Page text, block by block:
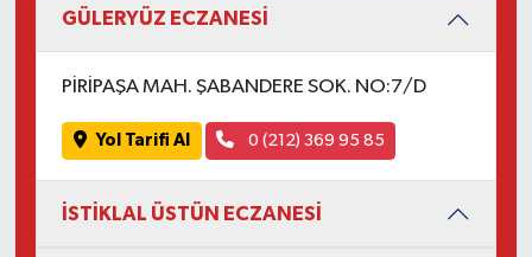
GÜLERYÜZ ECZANESİ
PİRİPAŞA MAH. ŞABANDERE SOK. NO:7/D
Yol Tarifi Al 0 (212) 369 95 85
İSTİKLAL ÜSTÜN ECZANESİ